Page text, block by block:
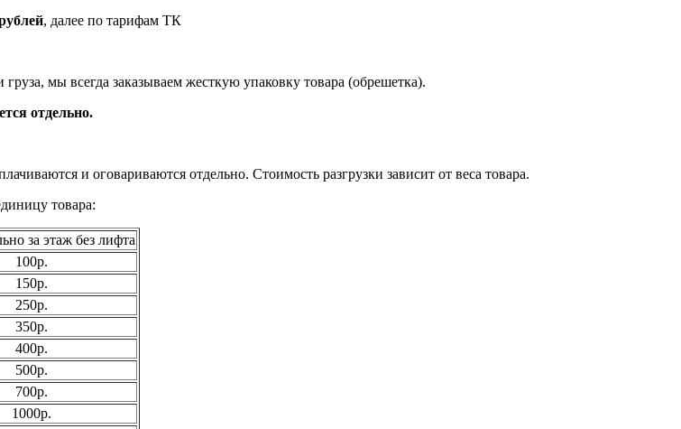
, далее по тарифам ТК
мы всегда заказываем жесткую упаковку товара (обрешетка).
отдельно.
и оговариваются отдельно. Стоимость разгрузки зависит от веса товара.
товара:
за этаж без лифта
100р.
150р.
250р.
350р.
400р.
500р.
700р.
1000р.